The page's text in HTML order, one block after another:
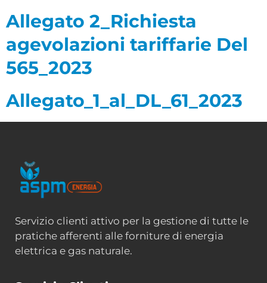
Allegato 2_Richiesta
agevolazioni tariffarie Del
565_2023
Allegato_1_al_DL_61_2023
Servizio clienti attivo per la gestione di tutte le
pratiche afferenti alle forniture di energia
elettrica e gas naturale.